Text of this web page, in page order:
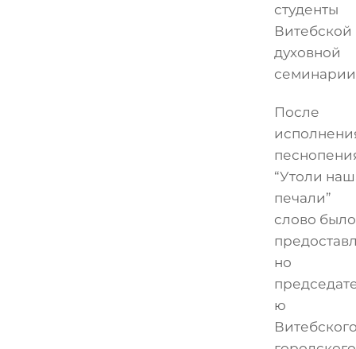
студенты
Витебской
духовной
После
“Утоли
печали”
слово было
но
ю